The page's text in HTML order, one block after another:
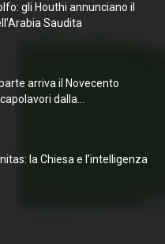
gli Houthi annunciano il
Saudita
arriva il Novecento
dalla...
la Chiesa e l’intelligenza